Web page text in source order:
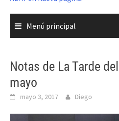
Menú principal
Notas de La Tarde
mayo
mayo 3, 2017 Diego